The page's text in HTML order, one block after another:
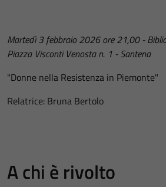
Martedì 3 febbraio 2026 ore 21,00 -
Piazza Visconti Venosta n. 1 - Santena
"Donne nella Resistenza in Piemonte"
Relatrice: Bruna Bertolo
A chi è rivolto